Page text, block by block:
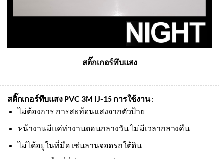
สติ๊กเกอร์ทึบแสง
สติ๊กเกอร์ทึบแสง PVC 3M IJ-15 การใช้งาน :
ไม่ต้องการ การสะท้อนแสงจากตัวป้าย
หน้างานมีแค่ทำงานตอนกลางวัน ไม่มีเวลากลางคืน
ไม่ได้อยู่ในที่มืด เช่นลานจอดรถใต้ดิน